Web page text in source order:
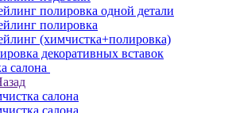
полировка одной детали
полировка
(химчистка+полировка)
декоративных вставок
салона
салона
салона